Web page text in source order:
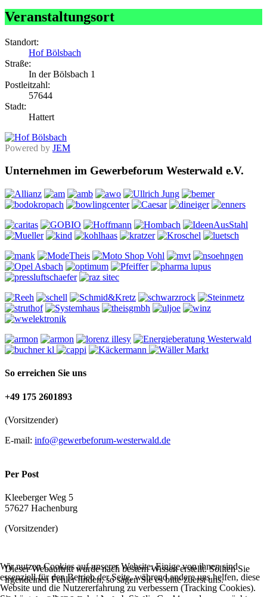
Veranstaltungsort
Standort:
Hof Bölsbach
Straße:
In der Bölsbach 1
Postleitzahl:
57644
Stadt:
Hattert
Powered by JEM
Unternehmen im Gewerbeforum Westerwald e.V.
So erreichen Sie uns
+49 175 2601893
(Vorsitzender)
E-mail: info@gewerbeforum-westerwald.de
Per Post
Kleeberger Weg 5
57627 Hachenburg
(Vorsitzender)
Dieser Webauftritt wurde nach bestem Wissen erstellt. Sollten Sie
irgendeinen Fehler finden, so sagen Sie es bitte zuerst uns.
Wir nutzen Cookies auf unserer Website. Einige von ihnen sind
essenziell für den Betrieb der Seite, während andere uns helfen, diese
Website und die Nutzererfahrung zu verbessern (Tracking Cookies).